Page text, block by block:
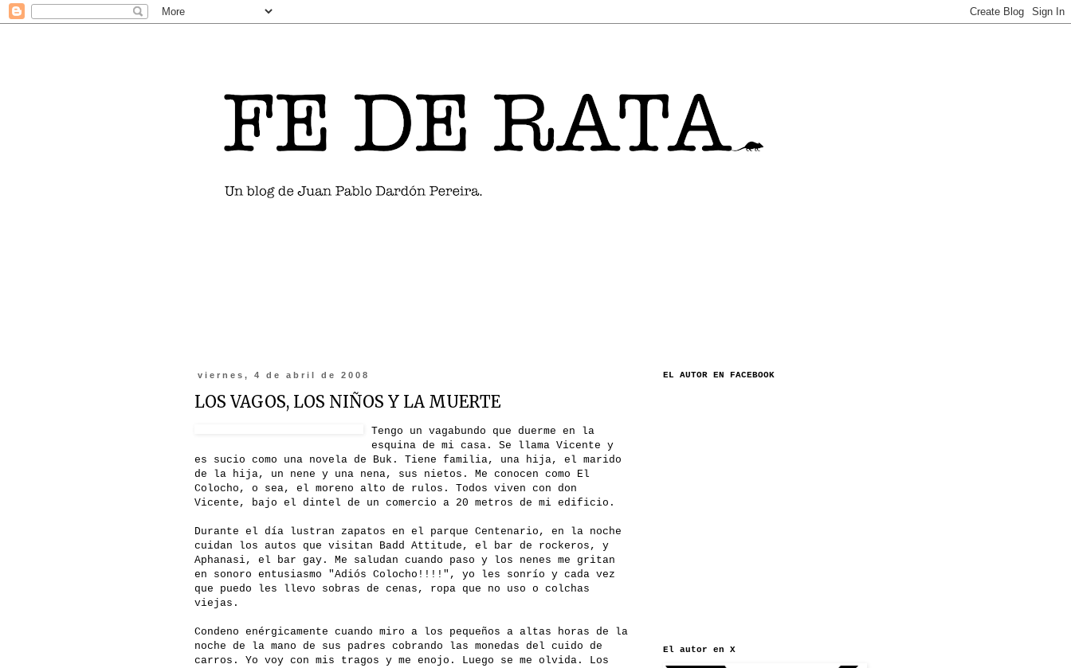
viernes, 4 de abril de 2008
LOS VAGOS, LOS NIÑOS Y LA MUERTE
Tengo un vagabundo que duerme en la
esquina de mi casa. Se llama Vicente y
es sucio como una novela de Buk. Tiene familia, una hija, el marido
de la hija, un nene y una nena, sus nietos. Me conocen como El
Colocho, o sea, el moreno alto de rulos. Todos viven con don
Vicente, bajo el dintel de un comercio a 20 metros de mi edificio.
Durante el día lustran zapatos en el parque Centenario, en la noche
cuidan los autos que visitan Badd Attitude, el bar de rockeros, y
Aphanasi, el bar gay. Me saludan cuando paso y los nenes me gritan
en sonoro entusiasmo "Adiós Colocho!!!!", yo les sonrío y cada vez
que puedo les llevo sobras de cenas, ropa que no uso o colchas
viejas.
Condeno enérgicamente cuando miro a los pequeños a altas horas de la
noche de la mano de sus padres cobrando las monedas del cuido de
carros. Yo voy con mis tragos y me enojo. Luego se me olvida. Los
EL AUTOR EN FACEBOOK
El autor en X